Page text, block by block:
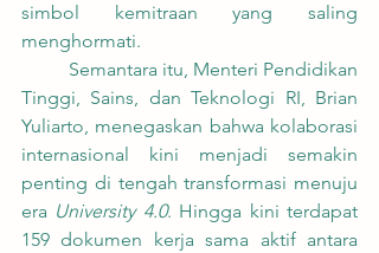
simbol kemitraan yang saling
menghormati.
Tinggi, Sains, dan Teknologi RI, Brian
Yuliarto, menegaskan bahwa kolaborasi
internasional kini menjadi semakin
penting di tengah transformasi menuju
era University 4.0. Hingga kini terdapat
159 dokumen kerja sama aktif antara